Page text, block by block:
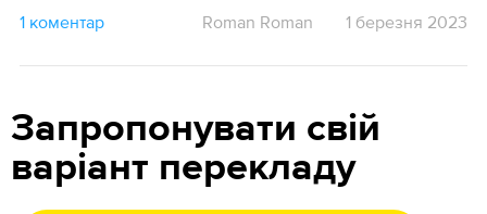
1 коментар Roman Roman 1 березня 2023
Запропонувати свій
варіант перекладу